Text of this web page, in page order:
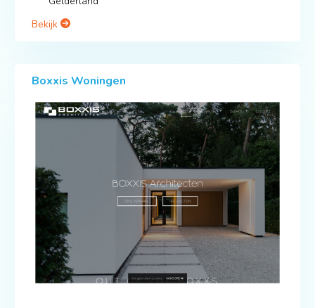
Bekijk
Boxxis Woningen